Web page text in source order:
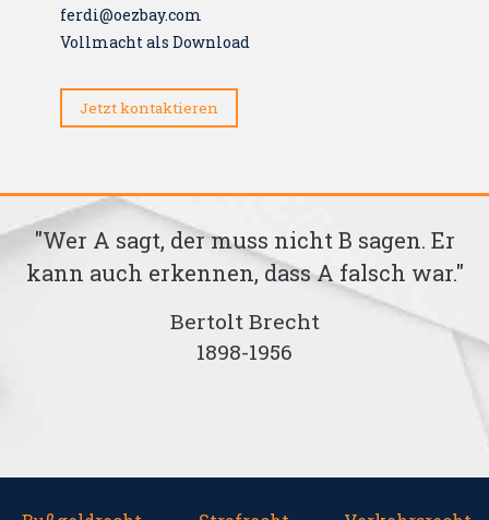
ferdi@oezbay.com
Vollmacht als Download
Jetzt kontaktieren
"Wer A sagt, der muss nicht B sagen. Er
kann auch erkennen, dass A falsch war."
Bertolt Brecht
1898-1956